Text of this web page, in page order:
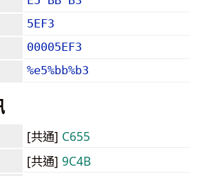
5EF3
00005EF3
%e5%bb%b3
[共通] C655
[共通] 9C4B